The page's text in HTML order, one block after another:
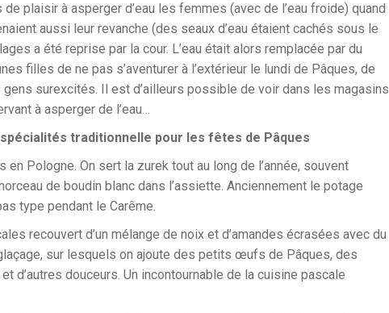
plaisir à asperger d’eau les femmes (avec de l’eau froide) quand
aussi leur revanche (des seaux d’eau étaient cachés sous le
a été reprise par la cour. L’eau était alors remplacée par du
filles de ne pas s’aventurer à l’extérieur le lundi de Pâques, de
surexcités. Il est d’ailleurs possible de voir dans les magasins
à asperger de l’eau…
traditionnelle pour les fêtes de Pâques
Pologne. On sert la zurek tout au long de l’année, souvent
de boudin blanc dans l’assiette. Anciennement le potage
type pendant le Carême.
recouvert d’un mélange de noix et d’amandes écrasées avec du
sur lesquels on ajoute des petits œufs de Pâques, des
d’autres douceurs. Un incontournable de la cuisine pascale